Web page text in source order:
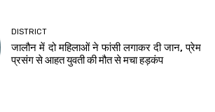
DISTRICT
जालौन में दो महिलाओं ने फांसी लगाकर दी जान, प्रेम
प्रसंग से आहत युवती की मौत से मचा हड़कंप